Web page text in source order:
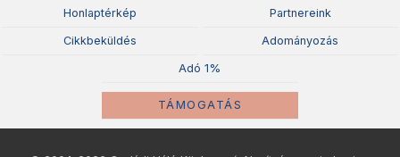
Honlaptérkép Partnereink
Cikkbeküldés Adományozás
Adó 1%
TÁMOGATÁS